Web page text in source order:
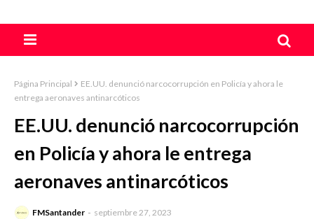
Página Principal
EE.UU. denunció narcocorrupción en Policía y ahora le
entrega aeronaves antinarcóticos
EE.UU. denunció narcocorrupción
en Policía y ahora le entrega
aeronaves antinarcóticos
FMSantander septiembre 27, 2023